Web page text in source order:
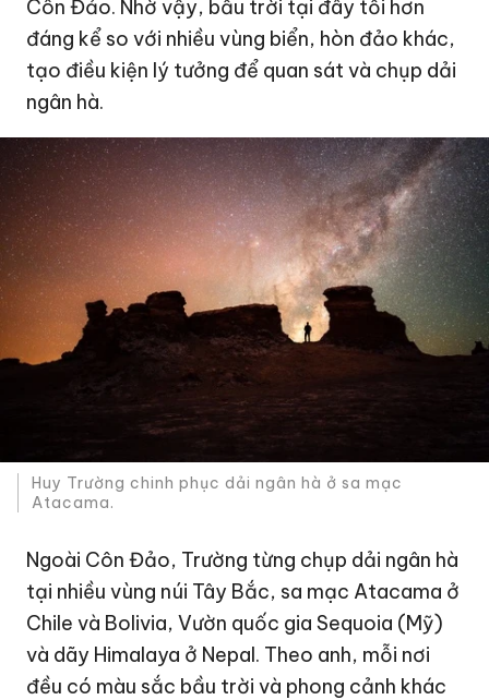
Côn Đảo. Nhờ vậy, bầu trời tại đây tối hơn
đáng kể so với nhiều vùng biển, hòn đảo khác,
tạo điều kiện lý tưởng để quan sát và chụp dải
ngân hà.
Huy Trường chinh phục dải ngân hà ở sa mạc
Atacama.
Ngoài Côn Đảo, Trường từng chụp dải ngân hà
tại nhiều vùng núi Tây Bắc, sa mạc Atacama ở
Chile và Bolivia, Vườn quốc gia Sequoia (Mỹ)
và dãy Himalaya ở Nepal. Theo anh, mỗi nơi
đều có màu sắc bầu trời và phong cảnh khác